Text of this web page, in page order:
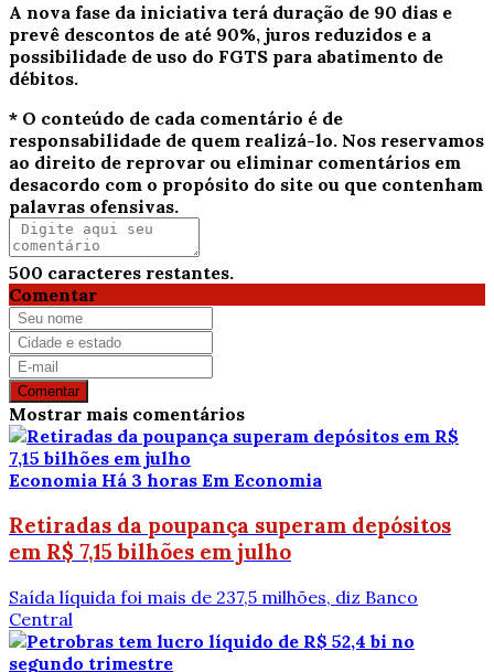
A nova fase da iniciativa terá duração de 90 dias e
prevê descontos de até 90%, juros reduzidos e a
possibilidade de uso do FGTS para abatimento de
débitos.
* O conteúdo de cada comentário é de
responsabilidade de quem realizá-lo. Nos reservamos
ao direito de reprovar ou eliminar comentários em
desacordo com o propósito do site ou que contenham
palavras ofensivas.
500 caracteres restantes.
Comentar
Comentar
Mostrar mais comentários
Economia Há 3 horas Em Economia
Retiradas da poupança superam depósitos
em R$ 7,15 bilhões em julho
Saída líquida foi mais de 237,5 milhões, diz Banco
Central